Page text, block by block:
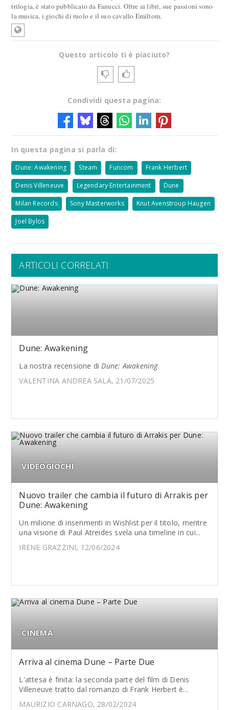
trilogia, è stato pubblicato da Fanucci. Oltre ai libri, sue passioni sono
la musica, i giochi di ruolo e il suo cavallo Emiltom.
Questo articolo ti è piaciuto?
Condividi questa pagina:
In questa pagina si parla di:
Dune: Awakening Steam Funcom Frank Herbert
Denis Villeneuve Legendary Entertainment Dune
Milan Records Sony Masterworks Knut Avenstroup Haugen
Joel Bylos
ARTICOLI CORRELATI
Dune: Awakening
La nostra recensione diDune: Awakening.
VALENTINA ANDREA SALA, 21/07/2025
VIDEOGIOCHI
Nuovo trailer che cambia il futuro di Arrakis per
Dune: Awakening
Un milione di inserimenti in Wishlist per il titolo, mentre
una visione di Paul Atreides svela una timeline in cui...
IRENE GRAZZINI, 12/06/2024
CINEMA
Arriva al cinema Dune – Parte Due
L'attesa è finita: la seconda parte del film di Denis
Villeneuve tratto dal romanzo di Frank Herbert è...
MAURIZIO CARNAGO, 28/02/2024